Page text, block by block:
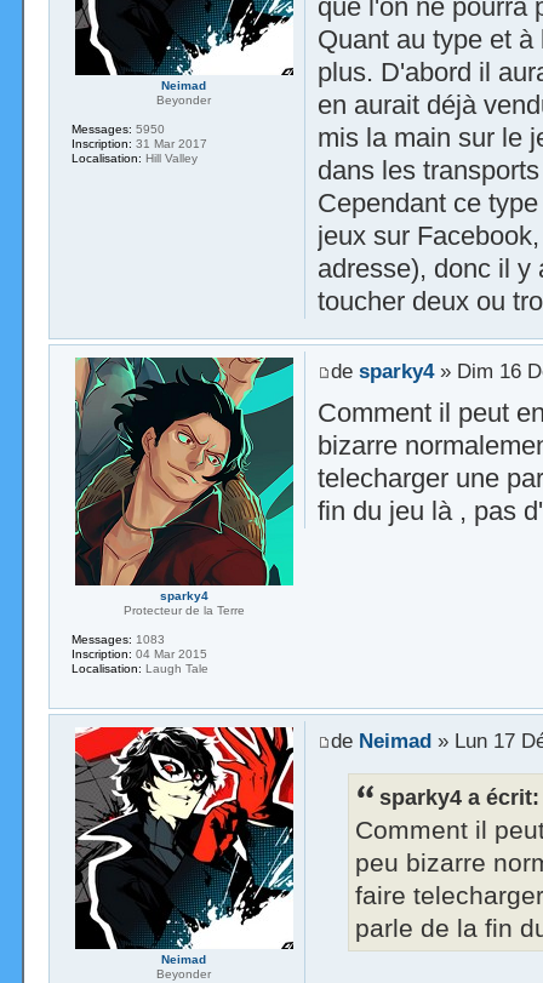
que l'on ne pourra
Quant au type et
plus. D'abord il
en aurait déjà
mis la main sur le
dans les
Cependant ce
jeux sur
adresse), donc il y
toucher deux ou
Neimad
Beyonder
Messages: 5950
Inscription: 31 Mar 2017
Localisation: Hill Valley
de sparky4» Dim 16
Comment il peut
bizarre
telecharger une
fin du jeu là , pas
sparky4
Protecteur de la Terre
Messages: 1083
Inscription: 04 Mar 2015
Localisation: Laugh Tale
de Neimad» Lun 17
sparky4 a écrit:
Comment il
peu bizarre
faire
parle de la fin
Neimad
Beyonder